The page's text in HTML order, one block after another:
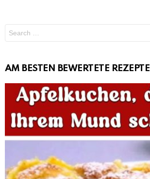
for:
AM BESTEN BEWERTETE REZEPTE